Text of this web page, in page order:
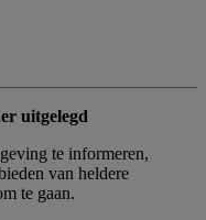
uitgelegd
te informeren,
van heldere
te gaan.